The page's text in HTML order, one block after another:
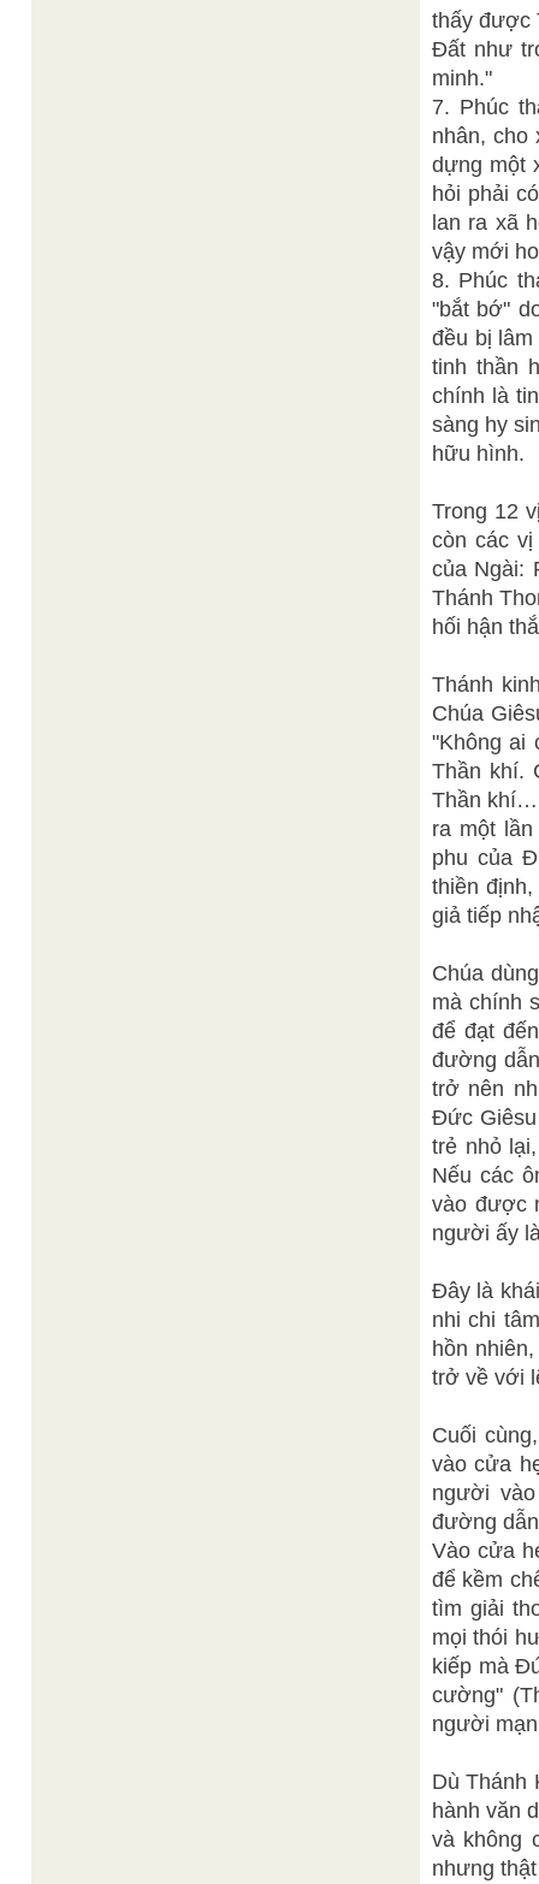
thấy được
Đất như
minh."
7. Phúc
nhân, cho
dựng một
hỏi phải
lan ra xã
vậy mới
8. Phúc
"bắt bớ"
đều bị
tinh thần
chính là
sàng hy
hữu hình.
Trong 12
còn các
của Ngài:
Thánh
hối hận
Thánh
Chúa
"Không ai
Thần khí.
Thần khí…
ra một
phu của
thiền
giả tiếp
Chúa
mà chính
để đạt
đường
trở nên
Đức
trẻ nhỏ
Nếu các
vào được
người ấy
Đây là
nhi chi
hồn
trở về với
Cuối
vào cửa
người
đường
Vào cửa
để kềm
tìm giải
mọi thói
kiếp mà
cường"
người
Dù Thánh
hành văn
và không
nhưng